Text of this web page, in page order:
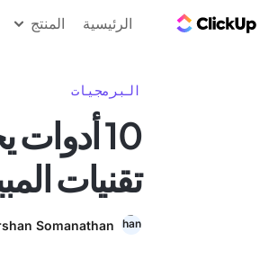
الرئيسية المنتج
البرمجيات
10
تقنيات
Somanathan